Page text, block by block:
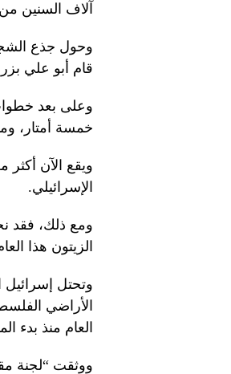
آلاف السنين
وحول جذع
قام أبو علي
وعلى بعد خطوات
خمسة أمتار،
ويقع الآن
الإسرائيلي.
ومع ذلك، فقد
الزيتون هذا
الأراضي
العام منذ بدء
ووثقت “لجنة